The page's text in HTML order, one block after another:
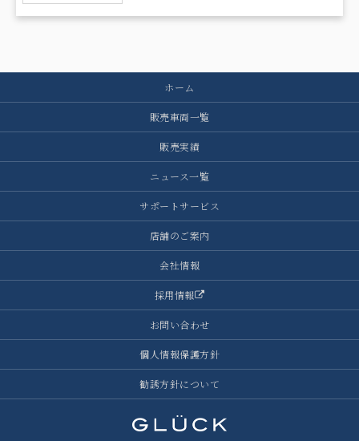
ホーム
販売車両一覧
販売実績
ニュース一覧
サポートサービス
店舗のご案内
会社情報
採用情報
お問い合わせ
個人情報保護方針
勧誘方針について